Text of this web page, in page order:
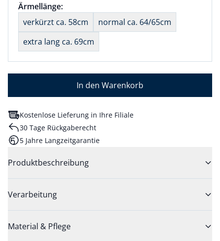
Größenauswahl:
Ärmellänge:nichts ausgewählt
verkürzt ca. 58cm
normal ca. 64/65cm
extra lang ca. 69cm
In den Warenkorb
Kostenlose Lieferung in Ihre Filiale
30 Tage Rückgaberecht
5 Jahre Langzeitgarantie
Produktbeschreibung
Verarbeitung
Material & Pflege